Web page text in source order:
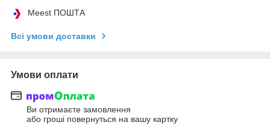
Meest ПОШТА
Всі умови доставки
Умови оплати
Ви отримаєте замовлення
або гроші повернуться на вашу картку